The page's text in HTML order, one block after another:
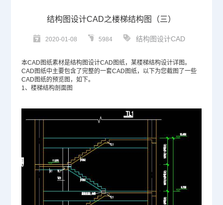
结构图设计CAD之楼梯结构图（三）
2020-01-08 5984 结构图设计CAD
本CAD图纸素材是结构图设计CAD 图纸，某楼梯结构设计详图。
CAD图纸中主要包含了完整的一套CAD图纸，以下为您截图了一些
CAD图纸的预览图，如下。
1、楼梯结构剖面图